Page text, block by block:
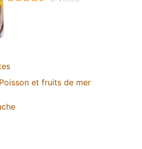
Poisson et fruits de mer